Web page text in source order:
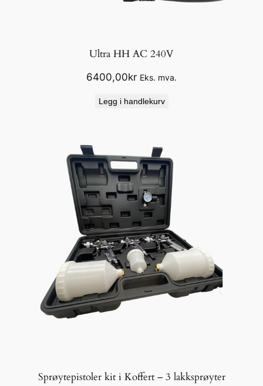
Ultra HH AC 240V
6400,00kr Eks. mva.
Legg i handlekurv
Sprøytepistoler kit i Koffert – 3 lakksprøyter